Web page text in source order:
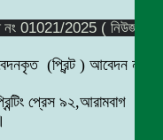
নং 01021/2025 ( নিউজ
(প্রিন্ট ) আবেদন নং
প্রেস ৯২,আরামবাগ